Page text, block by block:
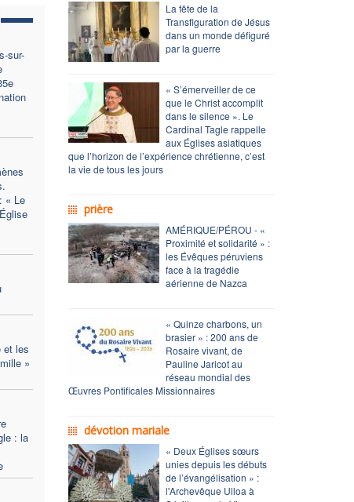
sur-
« Le
et les
»
: la
La fête de la
Transfiguration de Jésus
dans un monde défiguré
par la guerre
« S’émerveiller de ce
que le Christ accomplit
dans le silence ». Le
Cardinal Tagle rappelle
aux Églises asiatiques
que l’horizon de l’expérience chrétienne, c’est
la vie de tous les jours
prière
AMÉRIQUE/PÉROU - «
Proximité et solidarité » :
les Évêques péruviens
face à la tragédie
aérienne de Nazca
« Quinze charbons, un
brasier » : 200 ans de
Rosaire vivant, de
Pauline Jaricot au
réseau mondial des
Œuvres Pontificales Missionnaires
dévotion mariale
« Deux Églises sœurs
unies depuis les débuts
de l’évangélisation » :
l'Archevêque Ulloa à